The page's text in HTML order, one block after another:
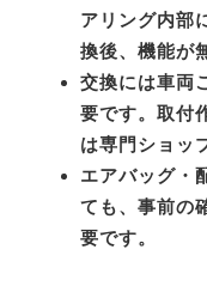
アリング内部
換後、機能が
交換には車両
要です。取付
は専門ショッ
エアバッグ・
ても、事前の
要です。